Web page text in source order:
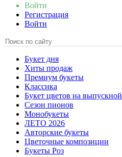
Войти
Регистрация
Войти
Букет дня
Хиты продаж
Премиум букеты
Классика
Букет цветов на выпускной
Сезон пионов
Монобукеты
ЛЕТО 2026
Авторские букеты
Цветочные композиции
Букеты Роз